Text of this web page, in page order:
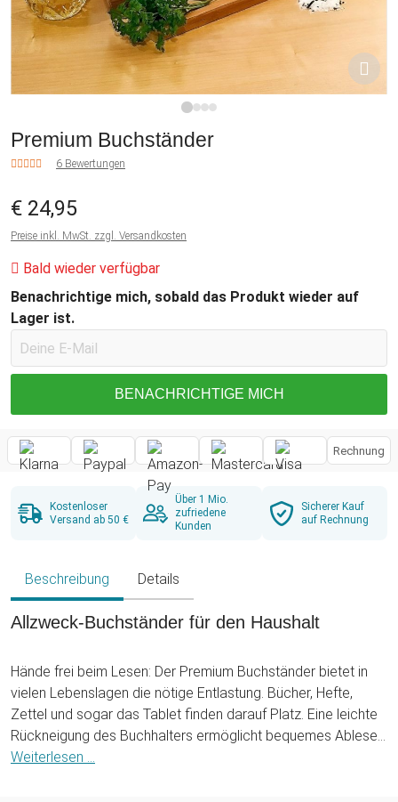
Premium Buchständer
6 Bewertungen
€ 24,95
Preise inkl. MwSt. zzgl. Versandkosten
Bald wieder verfügbar
Benachrichtige mich, sobald das Produkt wieder auf
Lager ist.
BENACHRICHTIGE MICH
Rechnung
Kostenloser
Versand ab 50 €
Über 1 Mio.
zufriedene
Kunden
Sicherer Kauf
auf Rechnung
Beschreibung Details
Allzweck-Buchständer für den Haushalt
Hände frei beim Lesen: Der Premium Buchständer bietet in
vielen Lebenslagen die nötige Entlastung. Bücher, Hefte,
Zettel und sogar das Tablet finden darauf Platz. Eine leichte
Rückneigung des Buchhalters ermöglicht bequemes Ablesen.
Eine doppelte Rille sorgt für die entsprechende
Weiterlesen ...